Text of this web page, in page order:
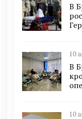
В
10
В
10